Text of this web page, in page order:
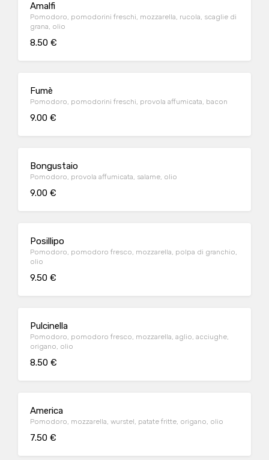
Amalfi
Pomodoro, pomodorini freschi, mozzarella, rucola, scaglie di
grana, olio
8.50 €
Fumè
Pomodoro, pomodorini freschi, provola affumicata, bacon
9.00 €
Bongustaio
Pomodoro, provola affumicata, salame, olio
9.00 €
Posillipo
Pomodoro, pomodoro fresco, mozzarella, polpa di granchio,
olio
9.50 €
Pulcinella
Pomodoro, pomodoro fresco, mozzarella, aglio, acciughe,
origano, olio
8.50 €
America
Pomodoro, mozzarella, wurstel, patate fritte, origano, olio
7.50 €